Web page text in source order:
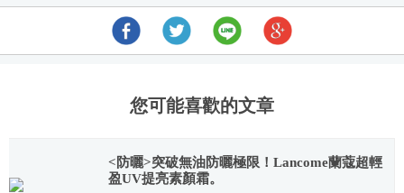
您可能喜歡的文章
<防曬>突破無油防曬極限！Lancome蘭蔻超輕
盈UV提亮素顏霜。